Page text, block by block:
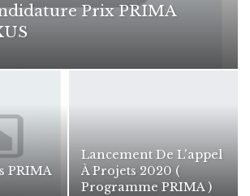
Prix PRIMA
PRIMA
Lancement De L'appel
À Projets 2020 (
Programme PRIMA )